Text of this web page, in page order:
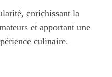
enrichissant la
et apportant une
culinaire.